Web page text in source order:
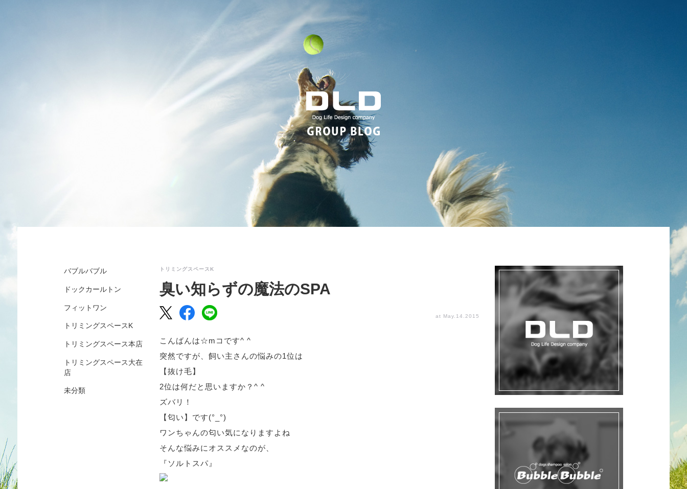
バブルバブル
ドックカールトン
フィットワン
トリミングスペースK
トリミングスペース本店
トリミングスペース大在
店
未分類
トリミングスペースK
臭い知らずの魔法のSPA
at May.14.2015
こんばんは☆mコです^ ^
突然ですが、飼い主さんの悩みの1位は
【抜け毛】
2位は何だと思いますか？^ ^
ズバリ！
【匂い】です(°_°)
ワンちゃんの匂い気になりますよね
そんな悩みにオススメなのが、
『ソルトスパ』